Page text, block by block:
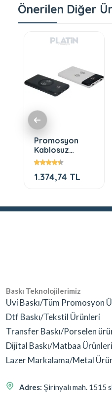
Önerilen Diğer
Promosyon
Kablosuz
powerbank şarj
1.374,74 TL
Baskı Teknolojilerimiz
Uvi Baskı/Tüm Promosyon
Dtf Baskı/Tekstil Ürünleri
Transfer Baskı/Porselen
Dijital Baskı/Matbaa Ürünleri
Lazer Markalama/Metal
Adres: Şirinyalı mah. 1515